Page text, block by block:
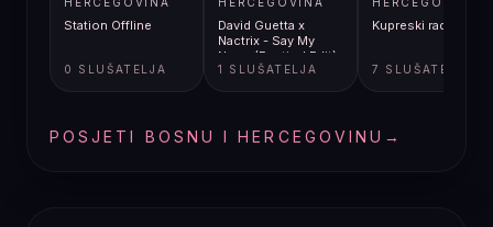
Station Offline
0 SLUŠATELJA
David Guetta x
Nactrix - Say My
Name (Festival Edit)
1 SLUŠATELJA
Kupreski radio
7 SLUŠATELJA
POSJETI BOSNU I HERCEGOVINU →